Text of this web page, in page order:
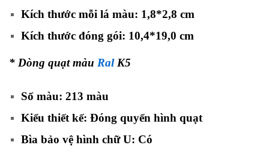
Kích thước mỗi lá màu: 1,8*2,8 cm
Kích thước đóng gói: 10,4*19,0 cm
* Dòng quạt màu RalK5
Số màu: 213 màu
Kiểu thiết kế: Đóng quyển hình quạt
Bìa bảo vệ hình chữ U: Có